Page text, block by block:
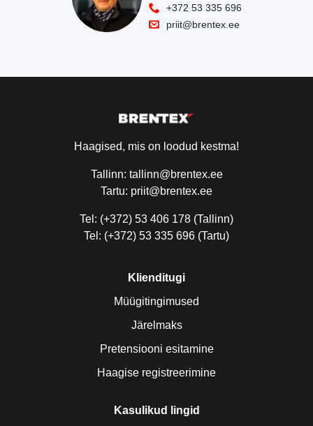
+372 53 335 696
priit@brentex.ee
Haagised, mis on loodud kestma!
Tallinn: tallinn@brentex.ee
Tartu: priit@brentex.ee
Tel: (+372) 53 406 178 (Tallinn)
Tel: (+372) 53 335 696 (Tartu)
Klienditugi
Müügitingimused
Järelmaks
Pretensiooni esitamine
Haagise registreerimine
Kasulikud lingid